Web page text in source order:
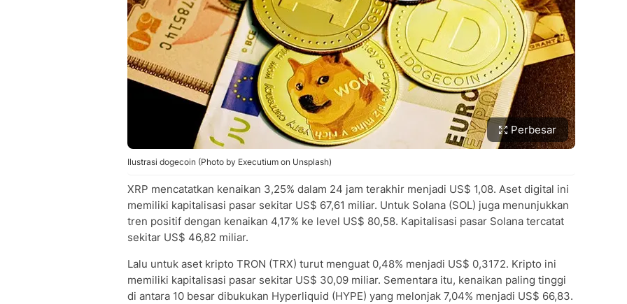
Perbesar
Ilustrasi dogecoin (Photo by Executium on Unsplash)
XRP mencatatkan kenaikan 3,25% dalam 24 jam terakhir menjadi US$ 1,08. Aset digital ini
memiliki kapitalisasi pasar sekitar US$ 67,61 miliar. Untuk Solana (SOL) juga menunjukkan
tren positif dengan kenaikan 4,17% ke level US$ 80,58. Kapitalisasi pasar Solana tercatat
sekitar US$ 46,82 miliar.
Lalu untuk aset kripto TRON (TRX) turut menguat 0,48% menjadi US$ 0,3172. Kripto ini
memiliki kapitalisasi pasar sekitar US$ 30,09 miliar. Sementara itu, kenaikan paling tinggi
di antara 10 besar dibukukan Hyperliquid (HYPE) yang melonjak 7,04% menjadi US$ 66,83.